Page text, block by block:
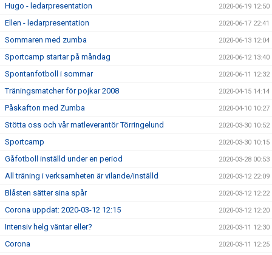
Hugo - ledarpresentation 2020-06-19 12:50
Ellen - ledarpresentation 2020-06-17 22:41
Sommaren med zumba 2020-06-13 12:04
Sportcamp startar på måndag 2020-06-12 13:40
Spontanfotboll i sommar 2020-06-11 12:32
Träningsmatcher för pojkar 2008 2020-04-15 14:14
Påskafton med Zumba 2020-04-10 10:27
Stötta oss och vår matleverantör Törringelund 2020-03-30 10:52
Sportcamp 2020-03-30 10:15
Gåfotboll inställd under en period 2020-03-28 00:53
All träning i verksamheten är vilande/inställd 2020-03-12 22:09
Blåsten sätter sina spår 2020-03-12 12:22
Corona uppdat: 2020-03-12 12:15 2020-03-12 12:20
Intensiv helg väntar eller? 2020-03-11 12:30
Corona 2020-03-11 12:25